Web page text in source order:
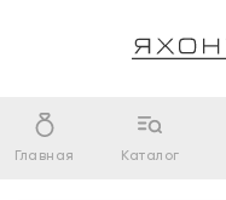
Главная Каталог